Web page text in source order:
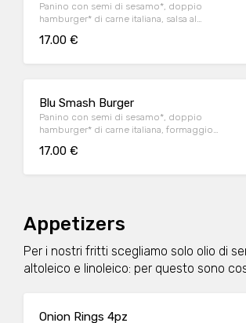
Panino con semi di sesamo*, doppio
hamburger* di carne italiana, salsa al
insalata iceberg, salsa maionese senapata
17.00 €
Blu Smash Burger
Panino con semi di sesamo*, doppio
hamburger* di carne italiana, formaggio
insalata iceberg, servito con patate* Fries e
17.00 €
Appetizers
Per i nostri fritti scegliamo solo olio di
altoleico e linoleico: per questo sono
Onion Rings 4pz